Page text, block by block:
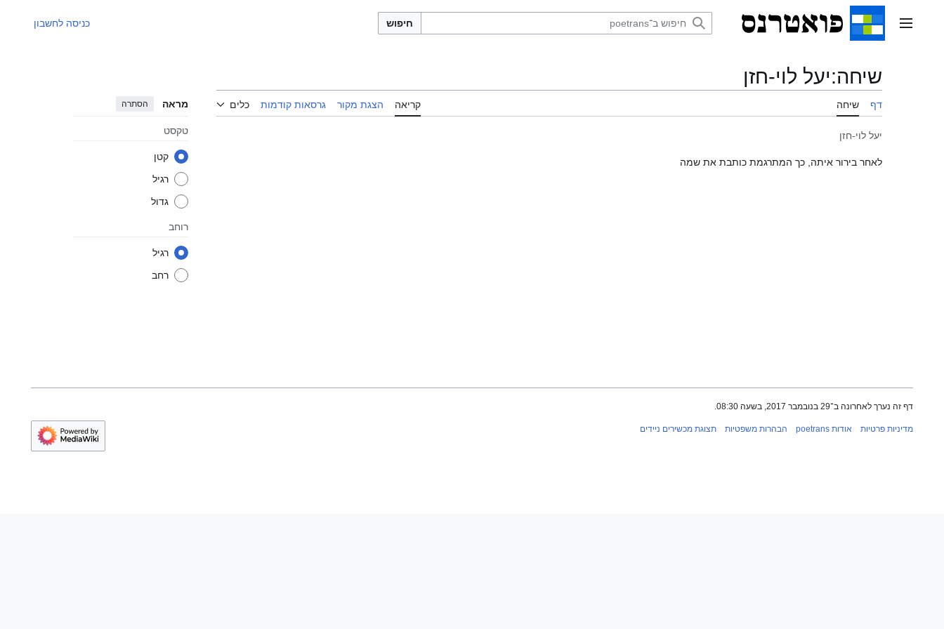
תפריט ראשי חיפוש כניסה לחשבון
שיחה:יעל לוי-חזן
דף שיחה קריאה הצגת מקור גרסאות קודמות כלים מראה הסתרה
טקסט
קטן
רגיל
גדול
רוחב
רגיל
רחב
יעל לוי-חזן
לאחר בירור איתה, כך המתרגמת כותבת את שמה
דף זה נערך לאחרונה ב־29 בנובמבר 2017, בשעה 08:30.
מדיניות פרטיות אודות poetrans הבהרות משפטיות תצוגת מכשירים ניידים